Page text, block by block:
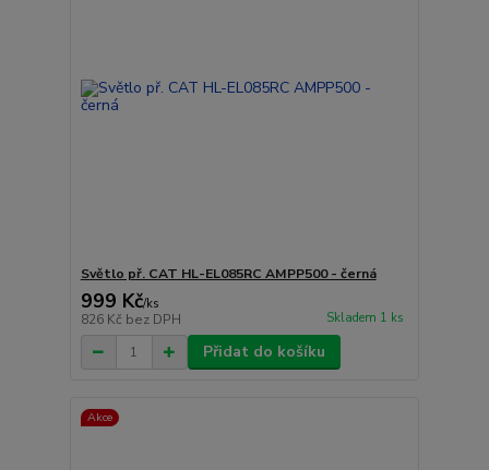
Světlo př. CAT HL-EL085RC AMPP500 - černá
999 Kč/ks
826 Kč bez DPH Skladem 1 ks
Přidat do košíku
Akce